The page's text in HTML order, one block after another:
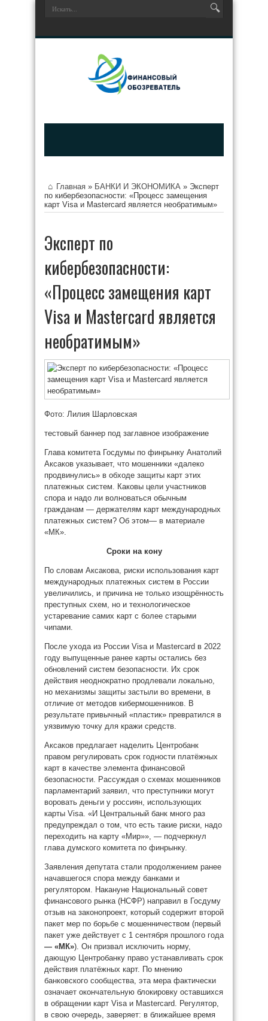
Главная » БАНКИ И ЭКОНОМИКА » Эксперт
по кибербезопасности: «Процесс замещения
карт Visa и Mastercard является необратимым»
Эксперт по
кибербезопасности:
«Процесс замещения карт
Visa и Mastercard является
необратимым»
Фото: Лилия Шарловская
тестовый баннер под заглавное изображение
Глава комитета Госдумы по финрынку Анатолий
Аксаков указывает, что мошенники «далеко
продвинулись» в обходе защиты карт этих
платежных систем. Каковы цели участников
спора и надо ли волноваться обычным
гражданам — держателям карт международных
платежных систем? Об этом— в материале
«МК».
Сроки на кону
По словам Аксакова, риски использования карт
международных платежных систем в России
увеличились, и причина не только изощрённость
преступных схем, но и технологическое
устаревание самих карт с более старыми
чипами.
После ухода из России Visa и Mastercard в 2022
году выпущенные ранее карты остались без
обновлений систем безопасности. Их срок
действия неоднократно продлевали локально,
но механизмы защиты застыли во времени, в
отличие от методов кибермошенников. В
результате привычный «пластик» превратился в
уязвимую точку для кражи средств.
Аксаков предлагает наделить Центробанк
правом регулировать срок годности платёжных
карт в качестве элемента финансовой
безопасности. Рассуждая о схемах мошенников
парламентарий заявил, что преступники могут
воровать деньги у россиян, использующих
карты Visa. «И Центральный банк много раз
предупреждал о том, что есть такие риски, надо
переходить на карту «Мир»», — подчеркнул
глава думского комитета по финрынку.
Заявления депутата стали продолжением ранее
начавшегося спора между банками и
регулятором. Накануне Национальный совет
финансового рынка (НСФР) направил в Госдуму
отзыв на законопроект, который содержит второй
пакет мер по борьбе с мошенничеством (первый
пакет уже действует с 1 сентября прошлого года
— «МК»). Он призвал исключить норму,
дающую Центробанку право устанавливать срок
действия платёжных карт. По мнению
банковского сообщества, эта мера фактически
означает окончательную блокировку оставшихся
в обращении карт Visa и Mastercard. Регулятор,
в свою очередь, заверяет: в ближайшее время